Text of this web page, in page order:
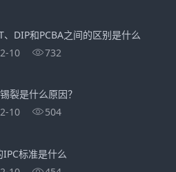
、DIP和PCBA之间的区别是什么
10
732
裂是什么原因？
10
504
IPC标准是什么